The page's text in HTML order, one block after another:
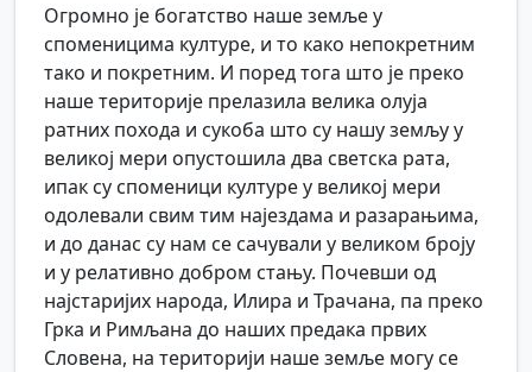
Огромно је богатство наше земље у
споменицима културе, и то како непокретним
тако и покретним. И поред тога што је преко
наше територије прелазила велика олуја
ратних похода и сукоба што су нашу земљу у
великој мери опустошила два светска рата,
ипак су споменици културе у великој мери
одолевали свим тим најездама и разарањима,
и до данас су нам се сачували у великом броју
и у релативно добром стању. Почевши од
најстаријих народа, Илира и Трачана, па преко
Грка и Римљана до наших предака првих
Словена, на територији наше земље могу се